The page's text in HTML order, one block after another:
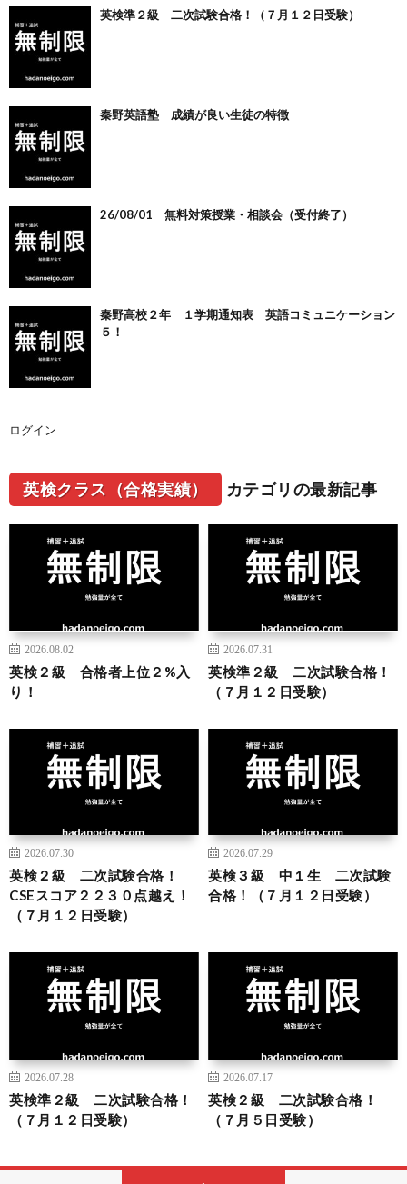
英検準２級 二次試験合格！（７月１２日受験）
秦野英語塾 成績が良い生徒の特徴
26/08/01 無料対策授業・相談会（受付終了）
秦野高校２年 １学期通知表 英語コミュニケーション
５！
ログイン
英検クラス（合格実績） カテゴリの最新記事
2026.08.02
英検２級 合格者上位２%入
り！
2026.07.31
英検準２級 二次試験合格！
（７月１２日受験）
2026.07.30
英検２級 二次試験合格！
CSEスコア２２３０点越え！
（７月１２日受験）
2026.07.29
英検３級 中１生 二次試験
合格！（７月１２日受験）
2026.07.28
英検準２級 二次試験合格！
（７月１２日受験）
2026.07.17
英検２級 二次試験合格！
（７月５日受験）